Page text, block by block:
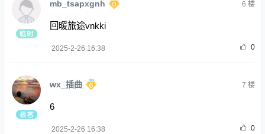
mb_tsapxgnh 6 楼
回暖旅途vnkki
2025-2-26 16:38 0
wx_插曲 7 楼
6
2025-2-26 16:38 0